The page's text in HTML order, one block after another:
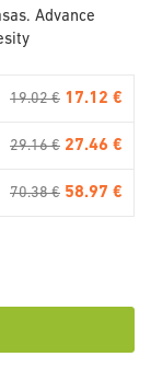
Advance
19.02 € 17.12 €
29.16 € 27.46 €
70.38 € 58.97 €